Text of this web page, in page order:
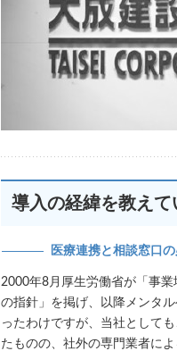
導入の経緯を教え
医療連携と相談窓口
2000年8月厚生労働省が「事
の指針」を掲げ、以降メンタ
ったわけですが、当社として
たものの、社外の専門業者に